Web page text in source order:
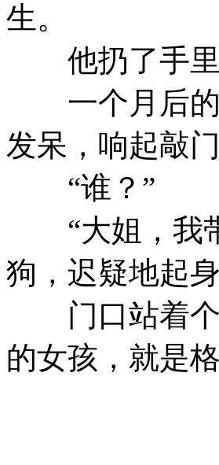
生。
他扔了手里
一个月后的
发呆，响起敲门
“谁？”
“大姐，我带
狗，迟疑地起身
门口站着个
的女孩，就是格